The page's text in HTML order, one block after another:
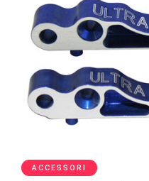
ACCESSORI